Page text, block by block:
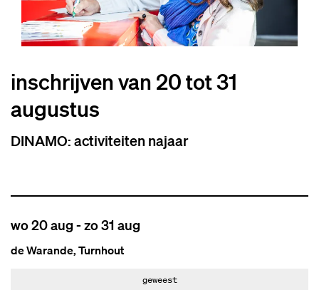
inschrijven van 20 tot 31
augustus
DINAMO: activiteiten najaar
wo 20 aug - zo 31 aug
de Warande, Turnhout
geweest